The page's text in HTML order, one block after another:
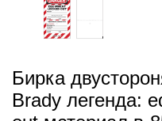
Бирка
Brady легенда: